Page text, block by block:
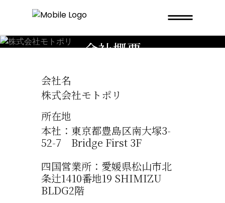
会社概要
会社名
株式会社モトポリ
所在地
本社：東京都豊島区南大塚3-
52-7 Bridge First 3F
四国営業所：愛媛県松山市北
条辻1410番地19 SHIMIZU
BLDG2階